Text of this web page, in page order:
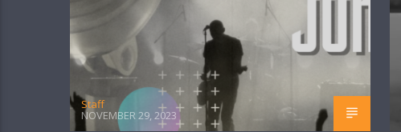
Staff
NOVEMBER 29, 2023